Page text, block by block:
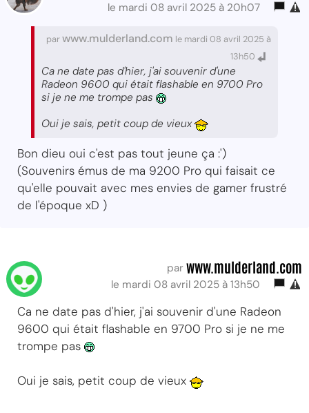
le mardi 08 avril 2025 à 20h07
parwww.mulderland.com le mardi 08 avril 2025 à
13h50
Ca ne date pas d'hier, j'ai souvenir d'une
Radeon 9600 qui était flashable en 9700 Pro
si je ne me trompe pas
Oui je sais, petit coup de vieux
Bon dieu oui c'est pas tout jeune ça :')
(Souvenirs émus de ma 9200 Pro qui faisait ce
qu'elle pouvait avec mes envies de gamer frustré
de l'époque xD )
par www.mulderland.com
le mardi 08 avril 2025 à 13h50
Ca ne date pas d'hier, j'ai souvenir d'une Radeon
9600 qui était flashable en 9700 Pro si je ne me
trompe pas
Oui je sais, petit coup de vieux